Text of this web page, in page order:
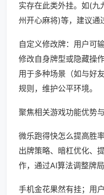
实存在此类外挂。如(九
州开心麻将)等，建议通
自定义修改牌：用户可
修改自身牌型或隐藏操
用于多种场景（如与好
规则，维护公平环境。
聚焦相关游戏功能优势与
微乐跑得快怎么提高胜
出牌策略、暗杠优化、
作，通过AI算法调整牌
手机金花果然有挂；用